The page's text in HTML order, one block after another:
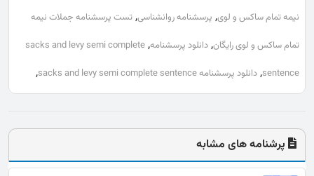
نیمه تمام ساکس و لوی, پرسشنامه روانشناسی, تست پرسشنامه جملات نیمه
تمام ساکس و لوی رایگان, دانلود پرسشنامه,
sacks and levy semi complete
sentence
, دانلود پرسشنامه sacks and levy semi complete sentence ,
پرشنامه های مشابه